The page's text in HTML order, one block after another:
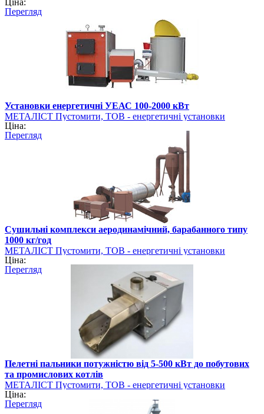
Ціна:
Перегляд
Установки енергетичні УЕАС 100-2000 кВт
МЕТАЛІСТ Пустомити, ТОВ - енергетичні установки
Ціна:
Перегляд
Сушильні комплекси аеродинамічний, барабанного типу
1000 кг/год
МЕТАЛІСТ Пустомити, ТОВ - енергетичні установки
Ціна:
Перегляд
Пелетні пальники потужністю від 5-500 кВт до побутових
та промислових котлів
МЕТАЛІСТ Пустомити, ТОВ - енергетичні установки
Ціна:
Перегляд